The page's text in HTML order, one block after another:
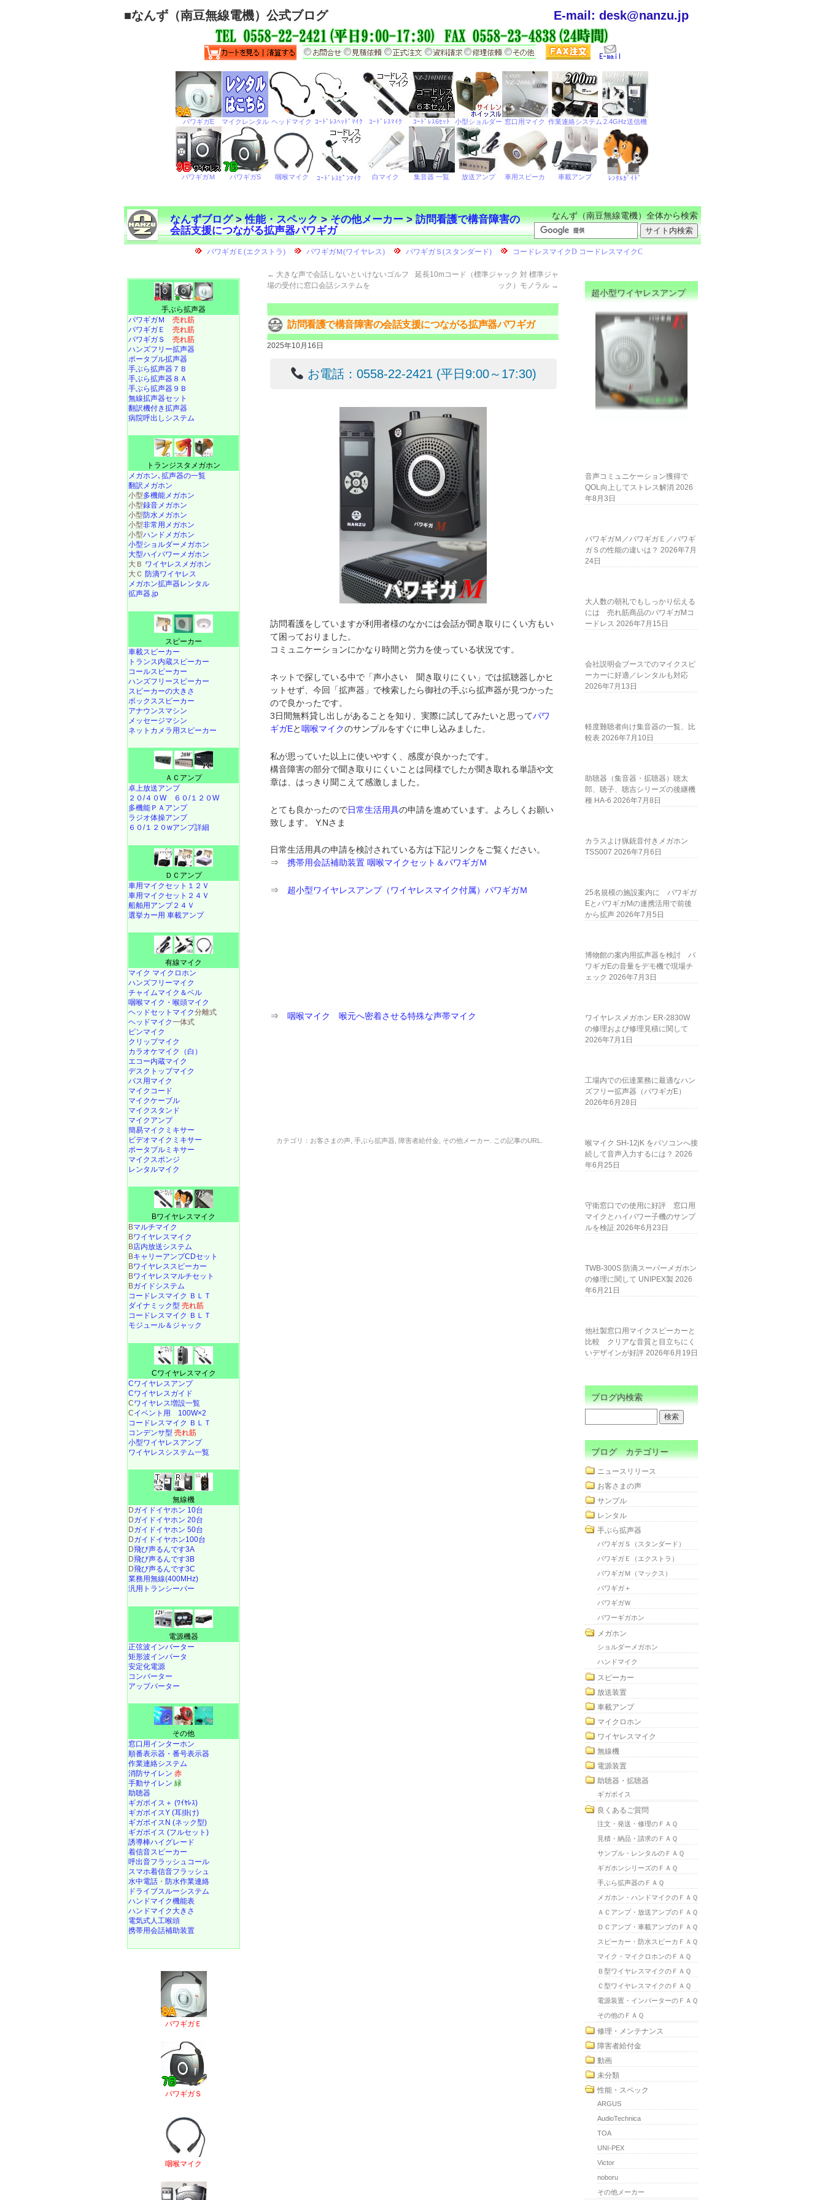
■なんず（南豆無線電機）公式ブログ E-mail: desk@nanzu.jp
なんずブログ>性能・スペック>その他メーカー>訪問看護で構音障害の
会話支援につながる拡声器パワギガ
なんず（南豆無線電機）全体から検索
← 大きな声で会話しないといけないゴルフ
場の受付に窓口会話システムを
延長10mコード（標準ジャック 対 標準ジャ
ック）モノラル →
訪問看護で構音障害の会話支援につながる拡声器パワギガ
2025年10月16日
お電話：0558-22-2421 (平日9:00～17:30)
訪問看護をしていますが利用者様のなかには会話が聞き取りにくい方もい
て困っておりました。
コミュニケーションにかなり時間と労力を使っている状況です。
ネットで探している中で「声小さい 聞き取りにくい」では拡聴器しかヒ
ットせず、今回「拡声器」で検索したら御社の手ぶら拡声器が見つかった
ので良かったです。
3日間無料貸し出しがあることを知り、実際に試してみたいと思ってパワ
ギガEと咽喉マイクのサンプルをすぐに申し込みました。
私が思っていた以上に使いやすく、感度が良かったです。
構音障害の部分で聞き取りにくいことは同様でしたが聞き取れる単語や文
章は、はっきり聞こえて感激しました。
とても良かったので日常生活用具の申請を進めています。よろしくお願い
致します。 Y.Nさま
日常生活用具の申請を検討されている方は下記リンクをご覧ください。
⇒携帯用会話補助装置 咽喉マイクセット＆パワギガＭ
⇒ 超小型ワイヤレスアンプ（ワイヤレスマイク付属）パワギガＭ
⇒咽喉マイク 喉元へ密着させる特殊な声帯マイク
カテゴリ： お客さまの声 ,手ぶら拡声器 ,障害者給付金 その他メーカー . この記事のURL
手ぶら拡声器
パワギガＭ 売れ筋
パワギガＥ 売れ筋
パワギガＳ 売れ筋
ハンズフリー拡声器
ポータブル拡声器
手ぶら拡声器７Ｂ
手ぶら拡声器８Ａ
手ぶら拡声器９Ｂ
無線拡声器セット
翻訳機付き拡声器
病院呼出しシステム
トランジスタメガホン
メガホン､拡声器の一覧
翻訳メガホン
小型多機能メガホン
小型録音メガホン
小型防水メガホン
小型非常用メガホン
小型ハンドメガホン
小型ショルダーメガホン
大型ハイパワーメガホン
大Ｂ ワイヤレスメガホン
大Ｃ 防滴ワイヤレス
メガホン拡声器レンタル
拡声器.jp
スピーカー
車載スピーカー
トランス内蔵スピーカー
コールスピーカー
ハンズフリースピーカー
スピーカーの大きさ
ボックススピーカー
アナウンスマシン
メッセージマシン
ネットカメラ用スピーカー
ＡＣアンプ
卓上放送アンプ
２０/４０W
６０/１２０W
多機能ＰＡアンプ
ラジオ体操アンプ
６０/１２０wアンプ詳細
ＤＣアンプ
車用マイクセット１２Ｖ
車用マイクセット２４Ｖ
船舶用アンプ２４Ｖ
選挙カー用 車載アンプ
有線マイク
マイク マイクロホン
ハンズフリーマイク
チャイムマイク＆ベル
咽喉マイク・喉頭マイク
ヘッドセットマイク分離式
ヘッドマイク一体式
ピンマイク
クリップマイク
カラオケマイク（白）
エコー内蔵マイク
デスクトップマイク
バス用マイク
マイクコード
マイクケーブル
マイクスタンド
マイクアンプ
簡易マイクミキサー
ビデオマイクミキサー
ポータブルミキサー
マイクスポンジ
レンタルマイク
Bワイヤレスマイク
Bマルチマイク
Bワイヤレスマイク
B店内放送システム
BキャリーアンプCDセット
Bワイヤレススピーカー
Bワイヤレスマルチセット
Bガイドシステム
コードレスマイク ＢＬＴ
ダイナミック型 売れ筋
コードレスマイク ＢＬＴ
モジュール＆ジャック
Cワイヤレスマイク
Cワイヤレスアンプ
Cワイヤレスガイド
Cワイヤレス増設一覧
Cイベント用 100W×2
コードレスマイク ＢＬＴ
コンデンサ型 売れ筋
小型ワイヤレスアンプ
ワイヤレスシステム一覧
無線機
Dガイドイヤホン 10台
Dガイドイヤホン 20台
Dガイドイヤホン 50台
Dガイドイヤホン100台
D飛び声るんです3A
D飛び声るんです3B
D飛び声るんです3C
業務用無線(400MHz)
汎用トランシーバー
電源機器
正弦波インバーター
矩形波インバータ
安定化電源
コンバーター
アップバーター
その他
窓口用インターホン
順番表示器・番号表示器
作業連絡システム
消防サイレン 赤
手動サイレン 緑
助聴器
ギガボイス＋ (ﾜｲﾔﾚｽ)
ギガボイスY (耳掛け)
ギガボイスN (ネック型)
ギガボイス (フルセット)
誘導棒ハイグレード
着信音スピーカー
呼出音フラッシュコール
スマホ着信音フラッシュ
水中電話 ・ 防水作業連絡
ドライブスルーシステム
ハンドマイク機能表
ハンドマイク大きさ
電気式人工喉頭
携帯用会話補助装置
パワギガＥ
パワギガＳ
咽喉マイク
超小型ワイヤレスアンプ
音声コミュニケーション獲得で
QOL向上してストレス解消 2026
年8月3日
パワギガＭ／パワギガＥ／パワギ
ガＳの性能の違いは？ 2026年7月
24日
大人数の朝礼でもしっかり伝える
には 売れ筋商品のパワギガMコ
ードレス 2026年7月15日
会社説明会ブースでのマイクスピ
ーカーに好適／レンタルも対応
2026年7月13日
軽度難聴者向け集音器の一覧、比
較表 2026年7月10日
助聴器（集音器・拡聴器）聴太
郎、聴子、聴吉シリーズの後継機
種 HA-6 2026年7月8日
カラスよけ猟銃音付きメガホン
TSS007 2026年7月6日
25名規模の施設案内に パワギガ
EとパワギガMの連携活用で前後
から拡声 2026年7月5日
博物館の案内用拡声器を検討 パ
ワギガEの音量をデモ機で現場チ
ェック 2026年7月3日
ワイヤレスメガホン ER-2830W
の修理および修理見積に関して
2026年7月1日
工場内での伝達業務に最適なハン
ズフリー拡声器（パワギガE）
2026年6月28日
喉マイク SH-12jK をパソコンへ接
続して音声入力するには？ 2026
年6月25日
守衛窓口での使用に好評 窓口用
マイクとハイパワー子機のサンプ
ルを検証 2026年6月23日
TWB-300S 防滴スーパーメガホン
の修理に関して UNIPEX製 2026
年6月21日
他社製窓口用マイクスピーカーと
比較 クリアな音質と目立ちにく
いデザインが好評 2026年6月19日
ブログ内検索
ブログ カテゴリー
ニュースリリース
お客さまの声
サンプル
レンタル
手ぶら拡声器
パワギガＳ（スタンダード）
パワギガＥ（エクストラ）
パワギガＭ（マックス）
パワギガ＋
パワギガＷ
パワーギガホン
メガホン
ショルダーメガホン
ハンドマイク
スピーカー
放送装置
車載アンプ
マイクロホン
ワイヤレスマイク
無線機
電源装置
助聴器・拡聴器
ギガボイス
良くあるご質問
注文・発送・修理のＦＡＱ
見積・納品・請求のＦＡＱ
サンプル・レンタルのＦＡＱ
ギガホンシリーズのＦＡＱ
手ぶら拡声器のＦＡＱ
メガホン・ハンドマイクのＦＡＱ
ＡＣアンプ・放送アンプのＦＡＱ
ＤＣアンプ・車載アンプのＦＡＱ
スピーカー・防水スピーカＦＡＱ
マイク・マイクロホンのＦＡＱ
Ｂ型ワイヤレスマイクのＦＡＱ
Ｃ型ワイヤレスマイクのＦＡＱ
電源装置・インバーターのＦＡＱ
その他のＦＡＱ
修理・メンテナンス
障害者給付金
動画
未分類
性能・スペック
ARGUS
AudioTechnica
TOA
UNI-PEX
Victor
noboru
その他メーカー